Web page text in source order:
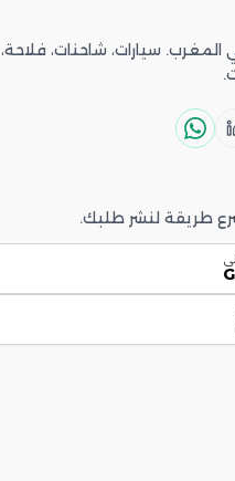
سيارات، شاحنات، فلاحة،
طريقة لنشر طلبك.